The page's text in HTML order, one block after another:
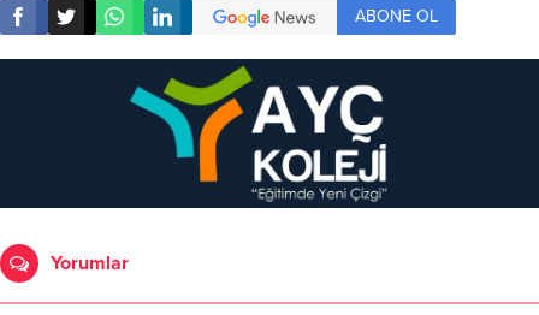
ABONE OL
Yorumlar